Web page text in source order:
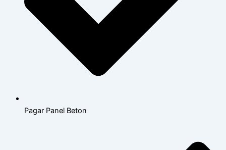
Pagar Panel Beton